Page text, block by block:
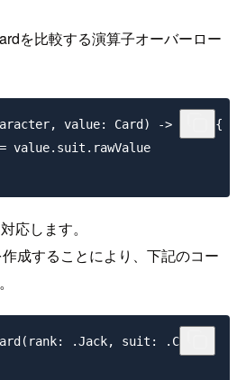
を比較する演算子オーバーロー
value: Card) -> Bool {
value.suit.rawValue
応します。
成することにより、下記のコー
.Jack, suit: .Clubs)